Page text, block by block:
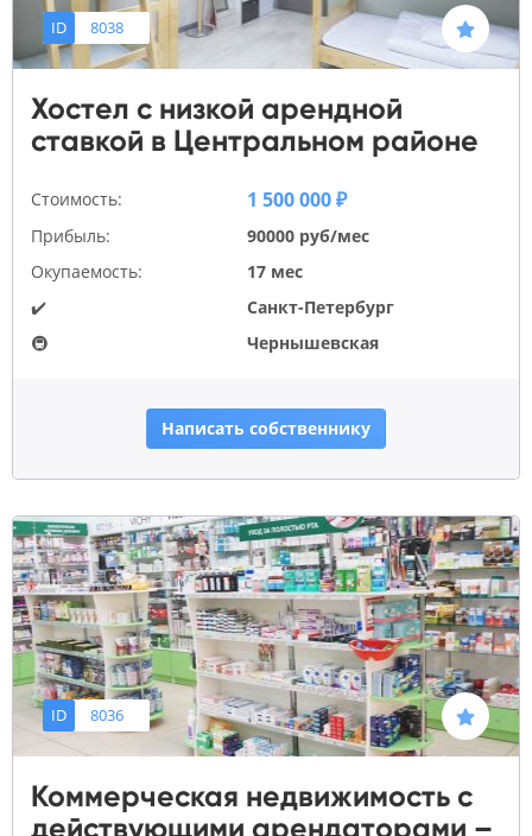
ID 8038
Хостел с низкой арендной
ставкой в Центральном районе
Стоимость: 1 500 000 ₽
Прибыль:
90000 руб/мес
Окупаемость:
17 мес
✔️
Санкт-Петербург
🚇
Чернышевская
Написать собственнику
ID 8036
Коммерческая недвижимость с
действующими арендаторами –